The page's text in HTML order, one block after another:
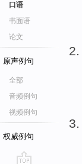
口语
书面语
论文
原声例句
全部
音频例句
视频例句
权威例句